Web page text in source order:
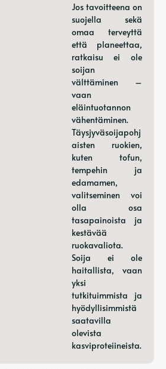
Jos tavoitteena on
suojella sekä
omaa terveyttä
että planeettaa,
ratkaisu ei ole
soijan
välttäminen –
vaan
eläintuotannon
vähentäminen.
Täysjyväsoijapohj
aisten ruokien,
kuten tofun,
tempehin ja
edamamen,
valitseminen voi
olla osa
tasapainoista ja
kestävää
ruokavaliota.
Soija ei ole
haitallista, vaan
yksi
tutkituimmista ja
hyödyllisimmistä
saatavilla
olevista
kasviproteiineista.